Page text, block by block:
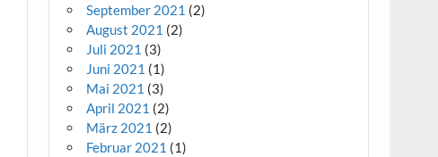
September 2021 (2)
August 2021 (2)
Juli 2021 (3)
Juni 2021 (1)
Mai 2021 (3)
April 2021 (2)
März 2021 (2)
Februar 2021 (1)